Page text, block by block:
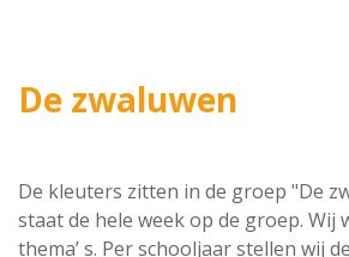
De zwaluwen
De kleuters zitten in de groep "De
staat de hele week op de groep. Wij
thema’ s. Per schooljaar stellen wij